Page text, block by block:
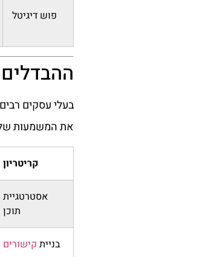
פוש דיגיטל
ההבדלים
בעלי עסקים
את המשמעות של
קריטריון
אסטרטגיית
תוכן
בניית קישורים